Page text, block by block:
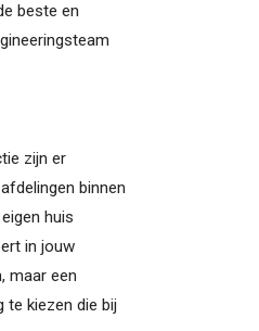
Zoeken...
beste en
zijn er
binnen
huis
in jouw
maar een
te kiezen die bij